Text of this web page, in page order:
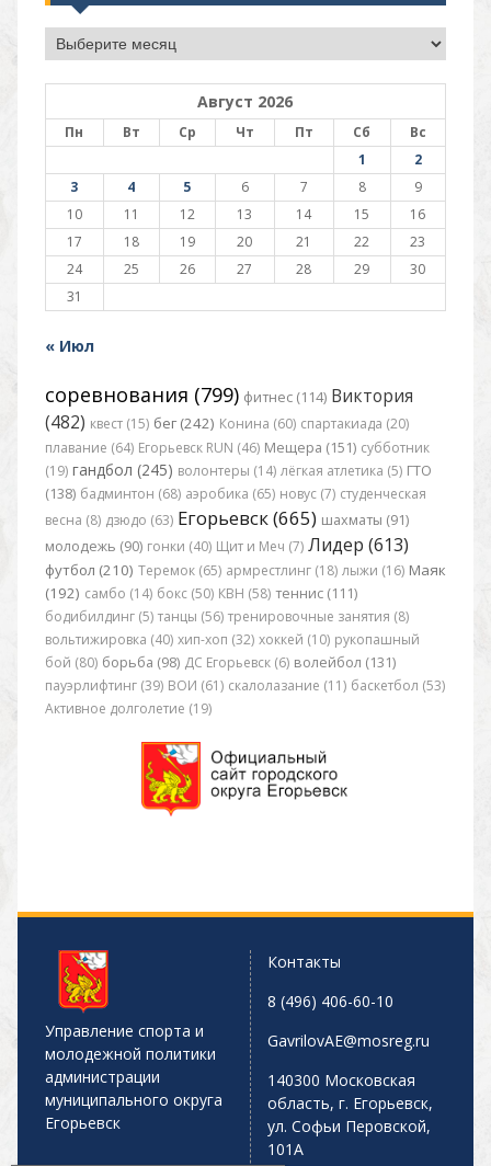
Архив
Август 2026
Пн Вт Ср Чт Пт Сб
Вс
1
2
3
4 5 6 7 8
9
10
11 12 13 14 15
16
17
18 19 20 21 22
23
24
25 26 27 28 29
30
31
« Июл
соревнования (799) фитнес (114) Виктория
(482) квест (15) бег (242) Конина (60) спартакиада (20)
плавание (64) Егорьевск RUN (46) Мещера (151) субботник
(19) гандбол (245) волонтеры (14) лёгкая атлетика (5) ГТО
(138) бадминтон (68) аэробика (65) новус (7) студенческая
весна (8) дзюдо (63) Егорьевск (665) шахматы (91)
молодежь (90) гонки (40) Щит и Меч (7) Лидер (613)
футбол (210) Теремок (65) армрестлинг (18) лыжи (16) Маяк
(192) самбо (14) бокс (50) КВН (58) теннис (111)
бодибилдинг (5) танцы (56) тренировочные занятия (8)
вольтижировка (40) хип-хоп (32) хоккей (10) рукопашный
бой (80) борьба (98) ДС Егорьевск (6) волейбол (131)
пауэрлифтинг (39) ВОИ (61) скалолазание (11) баскетбол (53)
Активное долголетие (19)
Управление спорта и
молодежной политики
администрации
муниципального округа
Егорьевск
Контакты
8 (496) 406-60-10
GavrilovAE@mosreg.ru
140300 Московская
область, г. Егорьевск,
ул. Софьи Перовской,
101А